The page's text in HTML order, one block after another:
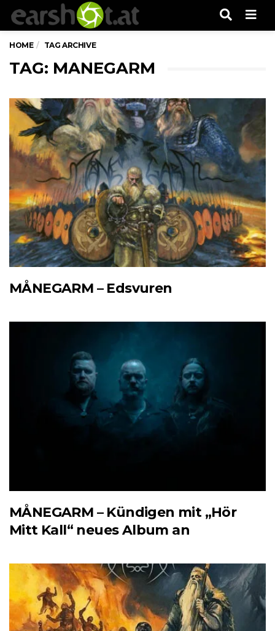
HOME TAG ARCHIVE
TAG: MANEGARM
MÅNEGARM – Edsvuren
MÅNEGARM – Kündigen mit „Hör
Mitt Kall“ neues Album an